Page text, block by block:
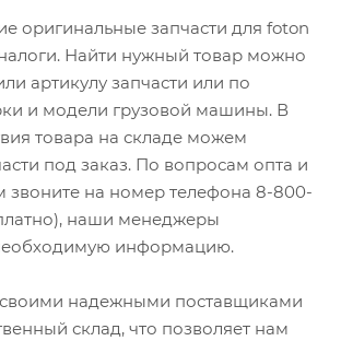
оригинальные запчасти для foton
Найти нужный товар можно
артикулу запчасти или по
и модели грузовой машины. В
товара на складе можем
под заказ. По вопросам опта и
на номер телефона 8-800-
наши менеджеры
информацию.
надежными поставщиками
склад, что позволяет нам